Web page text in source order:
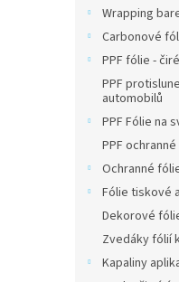
Wrapping
Carbonové
PPF fólie -
PPF
automobilů
PPF Fólie na
PPF
Ochranné
Fólie tiskové
Dekorové
Zvedáky fólií
Kapaliny